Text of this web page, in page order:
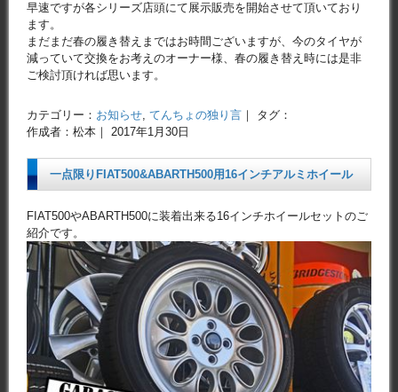
早速ですが各シリーズ店頭にて展示販売を開始させて頂いており
ます。
まだまだ春の履き替えまではお時間ございますが、今のタイヤが
減っていて交換をお考えのオーナー様、春の履き替え時には是非
ご検討頂ければ思います。
カテゴリー： お知らせ, てんちょの独り言 ｜ タグ：
作成者：松本｜ 2017年1月30日
一点限りFIAT500&ABARTH500用16インチアルミホイール
FIAT500やABARTH500に装着出来る16インチホイールセットのご
紹介です。